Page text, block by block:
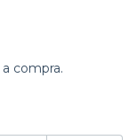
compra.